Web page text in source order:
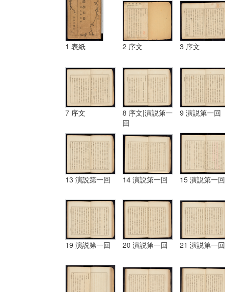
1 表紙 2 序文 3 序文
7 序文
8 序文|演説第一
回
9 演説第一回
13 演説第一回 14 演説第一回 15 演説第一回
19 演説第一回 20 演説第一回 21 演説第一回